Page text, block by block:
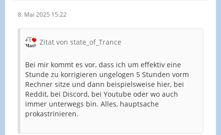
8. Mai 2025 15:22
Zitat von state_of_Trance
Bei mir kommt es vor, dass ich um effektiv eine
Stunde zu korrigieren ungelogen 5 Stunden vorm
Rechner sitze und dann beispielsweise hier, bei
Reddit, bei Discord, bei Youtube oder wo auch
immer unterwegs bin. Alles, hauptsache
prokastrinieren.